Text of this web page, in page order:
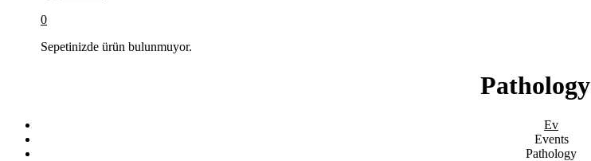
0
Sepetinizde ürün bulunmuyor.
Pathology
Ev
Events
Pathology